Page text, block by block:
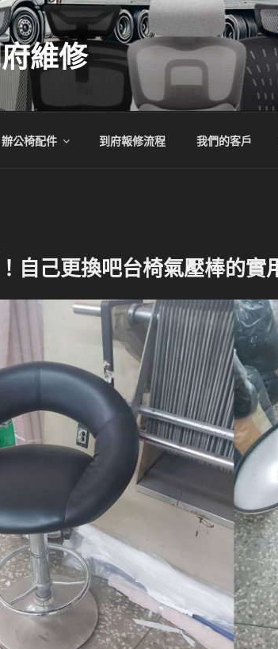
維修
辦公椅配件 到府報修流程 我們的客戶
自己更換吧台椅氣壓棒的實